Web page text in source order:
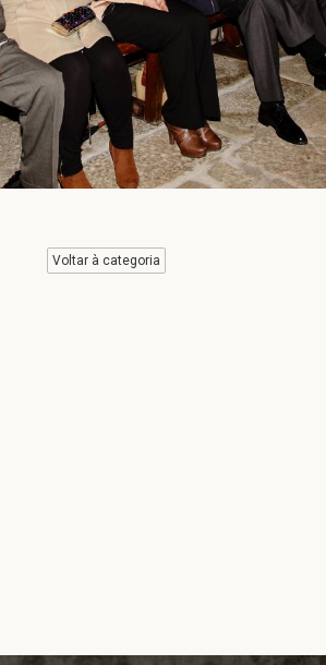
Voltar à categoria